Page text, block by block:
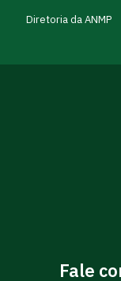
Diretoria da ANMP
Fale